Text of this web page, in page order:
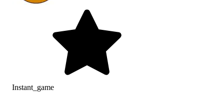
Instant_game